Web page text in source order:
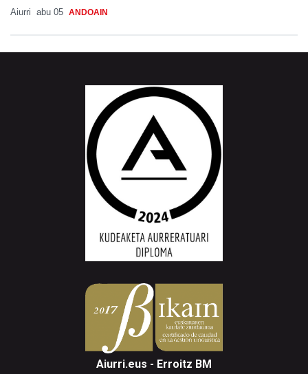
Aiurri abu 05 ANDOAIN
Aiurri.eus - Erroitz BM